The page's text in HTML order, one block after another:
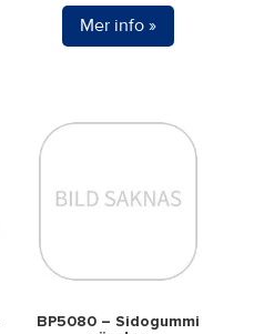
Mer info »
BP5080 – Sidogummi